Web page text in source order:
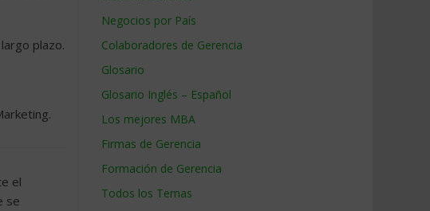
plazo.
el
se
Negocios por País
Colaboradores de Gerencia
Glosario
Glosario Inglés – Español
Los mejores MBA
Firmas de Gerencia
Formación de Gerencia
Todos los Temas